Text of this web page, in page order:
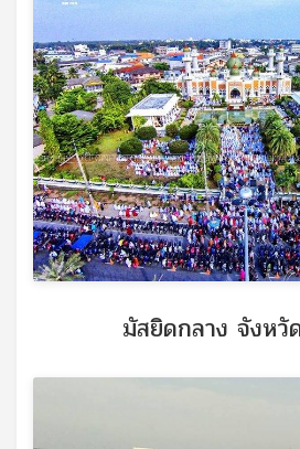
มัสยิดกลาง จังหวั